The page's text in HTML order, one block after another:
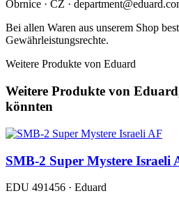
Obrnice · CZ ·
Bei allen Waren aus unserem Shop
Gewährleistungsrechte.
Weitere Produkte von Eduard
Weitere Produkte von
könnten
SMB-2 Super Mystere Israeli
EDU 491456 · Eduard